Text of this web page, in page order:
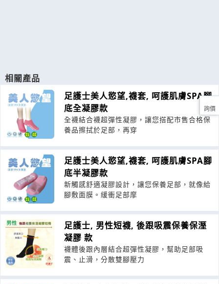
相關產品
足護士美人慾望,襪套, 呵護肌膚SPA腳
底全凝膠款
全襪結合襪超彈性凝膠，讓您搭配市售合格保
養品擦拭於足部，再穿
足護士美人慾望,襪套, 呵護肌膚SPA腳
底半凝膠款
新觸感舒適凝膠設計，讓您保養足部，就像給
腳敷面膜。緩衝足部摩
足護士, 男性短襪, 後跟吸震保養保溼
凝膠 款
襪體後跟內層結合超彈性凝膠，幫助足部吸
震、止滑，分散雙腳壓力
詢價